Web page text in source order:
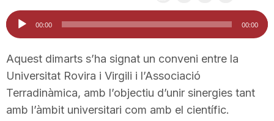
u
t
Reproductor
d'àudio
00:00 00:00
Aquest dimarts s’ha signat un conveni entre la
Universitat Rovira i Virgili i l’Associació
Terradinàmica, amb l’objectiu d’unir sinergies tant
amb l’àmbit universitari com amb el científic.